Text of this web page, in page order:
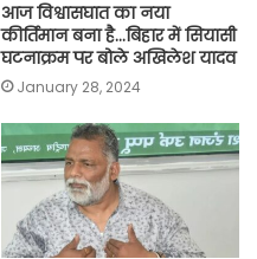
आज विश्वासघात का नया
कीर्तिमान बना है…बिहार में सियासी
घटनाक्रम पर बोले अखिलेश यादव
January 28, 2024